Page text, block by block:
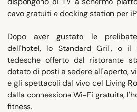
cavo gratuiti e docking station per
Dopo aver gustato le
dell'hotel, lo Standard Grill, o il
tedesche offerto dal ristorante
dotato di posti a sedere all'aperto,
e gli spettacoli dal vivo del Living
dalla connessione Wi-Fi gratuita,
fitness.